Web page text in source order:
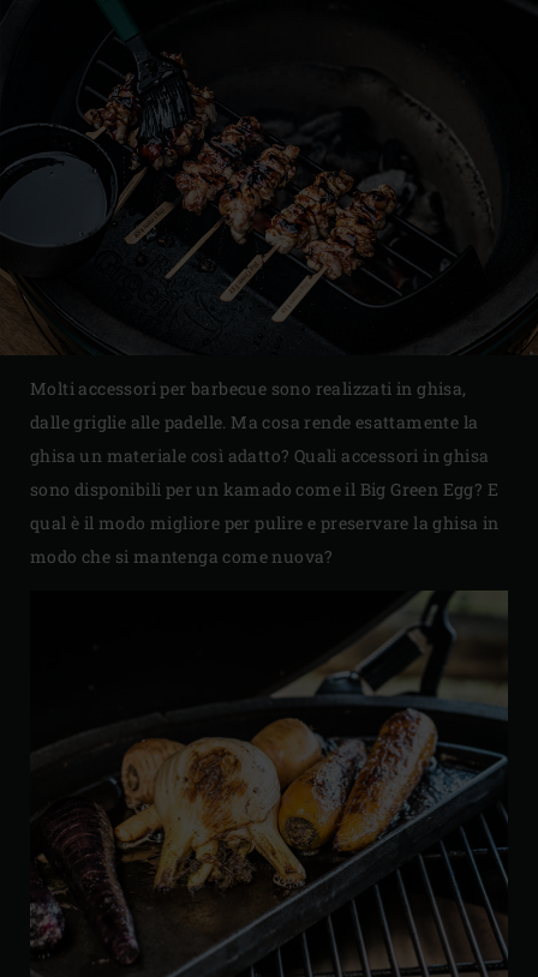
Molti accessori per barbecue sono realizzati in ghisa,
dalle griglie alle padelle. Ma cosa rende esattamente la
ghisa un materiale così adatto? Quali accessori in ghisa
sono disponibili per un kamado come il Big Green Egg? E
qual è il modo migliore per pulire e preservare la ghisa in
modo che si mantenga come nuova?